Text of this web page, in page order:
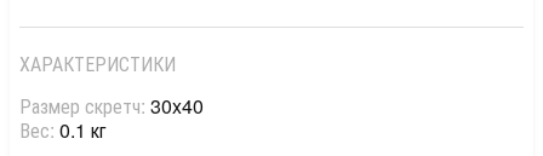
ХАРАКТЕРИСТИКИ
Размер скретч: 30x40
Вес: 0.1 кг